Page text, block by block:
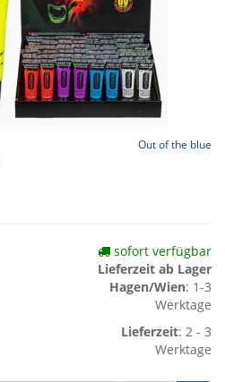
Out of the blue
sofort verfügbar
Lieferzeit ab Lager
Hagen/Wien: 1-3
Werktage
Lieferzeit: 2 - 3
Werktage